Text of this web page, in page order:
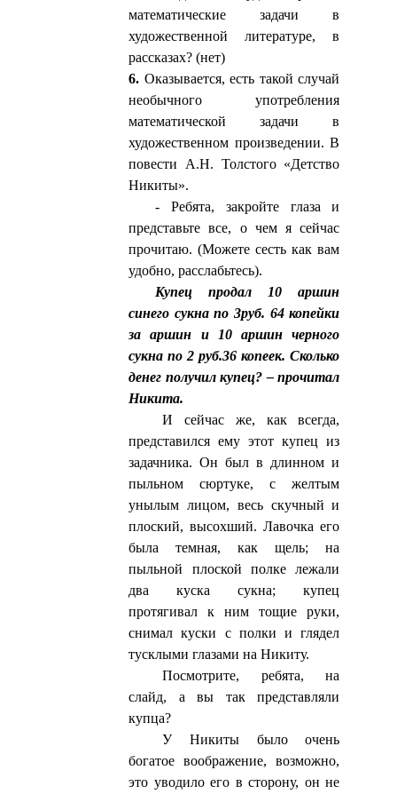
математические задачи в
художественной литературе, в
рассказах? (нет)
6. Оказывается, есть такой случай
необычного употребления
математической задачи в
художественном произведении. В
повести А.Н. Толстого «Детство
Никиты».
- Ребята, закройте глаза и
представьте все, о чем я сейчас
прочитаю. (Можете сесть как вам
удобно, расслабьтесь).
Купец продал 10 аршин
синего сукна по 3руб. 64 копейки
за аршин и 10 аршин черного
сукна по 2 руб.36 копеек. Сколько
денег получил купец? – прочитал
Никита.
И сейчас же, как всегда,
представился ему этот купец из
задачника. Он был в длинном и
пыльном сюртуке, с желтым
унылым лицом, весь скучный и
плоский, высохший. Лавочка его
была темная, как щель; на
пыльной плоской полке лежали
два куска сукна; купец
протягивал к ним тощие руки,
снимал куски с полки и глядел
тусклыми глазами на Никиту.
Посмотрите, ребята, на
слайд, а вы так представляли
купца?
У Никиты было очень
богатое воображение, возможно,
это уводило его в сторону, он не